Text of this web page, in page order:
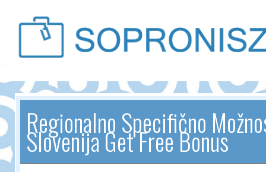
Regionalno Specifično
Slovenija Get Free Bonus